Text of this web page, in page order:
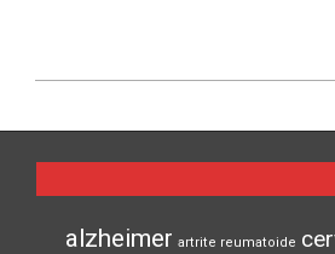
alzheimer artrite reumatoide